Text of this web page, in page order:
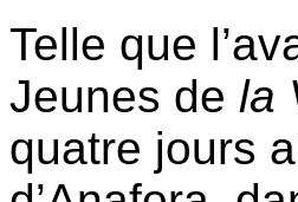
Telle que
Jeunes de la
quatre jours